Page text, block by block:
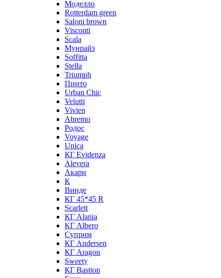
Моделло
Rotterdam green
Saloni brown
Visconti
Scala
Мунрайз
Soffitta
Stella
Triumph
Пинто
Urban Chic
Velutti
Vivien
Abremo
Родос
Voyage
Unica
КГ Evidenza
Alevera
Акари
К
Винде
КГ 45*45 R
Scarlett
КГ Alania
КГ Albero
Суприм
КГ Andersen
КГ Aragon
Sweety
КГ Bastion